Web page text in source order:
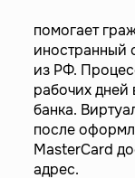
помогает
иностранный
из РФ.
рабочих дней
банка.
после
MasterCard
адрес.